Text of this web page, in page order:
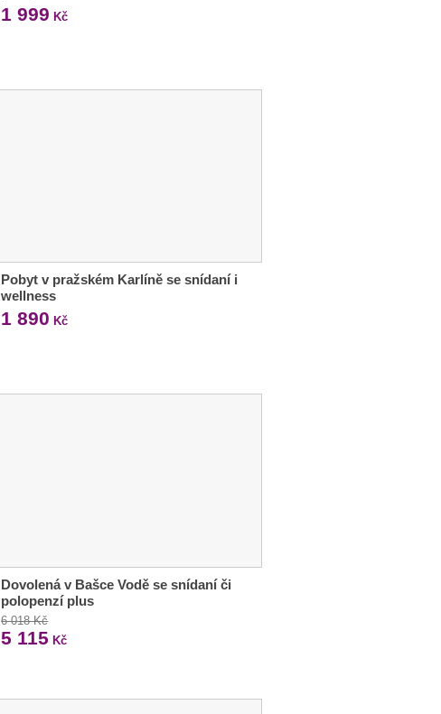
1 999 Kč
Pobyt v pražském Karlíně se snídaní i
wellness
1 890 Kč
Dovolená v Bašce Vodě se snídaní či
polopenzí plus
6 018 Kč
5 115 Kč